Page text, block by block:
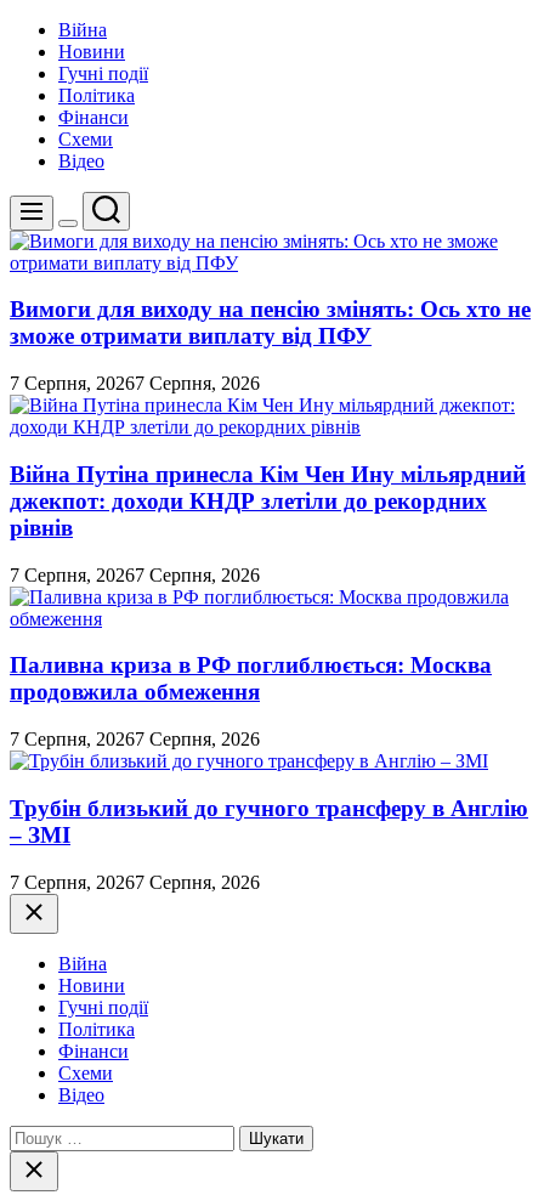
Війна
Новини
Гучні події
Політика
Фінанси
Схеми
Відео
Меню
Перемикач
кольорового
режиму
Пошук
Вимоги для виходу на пенсію змінять: Ось хто не
зможе отримати виплату від ПФУ
7 Серпня, 20267 Серпня, 2026
Війна Путіна принесла Кім Чен Ину мільярдний
джекпот: доходи КНДР злетіли до рекордних
рівнів
7 Серпня, 20267 Серпня, 2026
Паливна криза в РФ поглиблюється: Москва
продовжила обмеження
7 Серпня, 20267 Серпня, 2026
Трубін близький до гучного трансферу в Англію
– ЗМІ
7 Серпня, 20267 Серпня, 2026
Закрити
Війна
Новини
Гучні події
Політика
Фінанси
Схеми
Відео
Пошук:
Закрити
пошук